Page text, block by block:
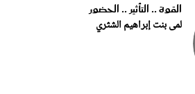
القوة .. التأثير .. الحضور
لمى بنت إبراهيم الشثري